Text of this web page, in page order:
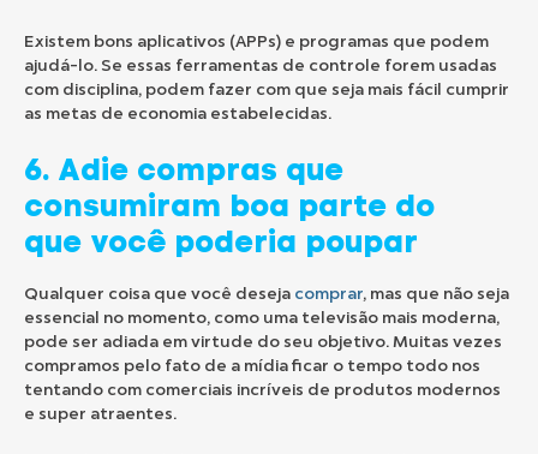
Existem bons aplicativos (APPs) e programas que podem
ajudá-lo. Se essas ferramentas de controle forem usadas
com disciplina, podem fazer com que seja mais fácil cumprir
as metas de economia estabelecidas.
6. Adie compras que
consumiram boa parte do
que você poderia poupar
Qualquer coisa que você deseja comprar, mas que não seja
essencial no momento, como uma televisão mais moderna,
pode ser adiada em virtude do seu objetivo. Muitas vezes
compramos pelo fato de a mídia ficar o tempo todo nos
tentando com comerciais incríveis de produtos modernos
e super atraentes.